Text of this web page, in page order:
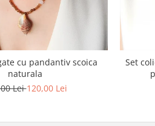
cu pandantiv scoica
naturala
Lei120,00 Lei
Set